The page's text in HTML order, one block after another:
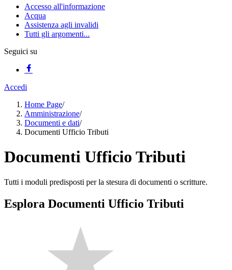
Accesso all'informazione
Acqua
Assistenza agli invalidi
Tutti gli argomenti...
Seguici su
Accedi
Home Page/
Amministrazione/
Documenti e dati/
Documenti Ufficio Tributi
Documenti Ufficio Tributi
Tutti i moduli predisposti per la stesura di documenti o scritture.
Esplora Documenti Ufficio Tributi